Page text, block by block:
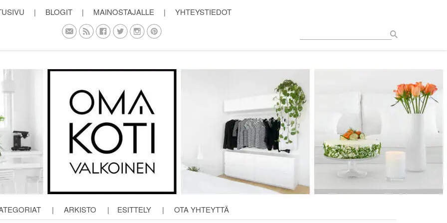
| BLOGIT | MAINOSTAJALLE | YHTEYSTIEDOT
| ARKISTO | ESITTELY | OTA YHTEYTTÄ